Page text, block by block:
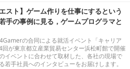
スト】ゲーム作りを仕事にするという
手の事例に見る，ゲームプログラマと
の合同による就活イベント「キャリア
回が東京都立産業貿易センター浜松町館で開催
イベントに合わせて取材した、各社の現場で
若手社員へのインタビューをお届けします。